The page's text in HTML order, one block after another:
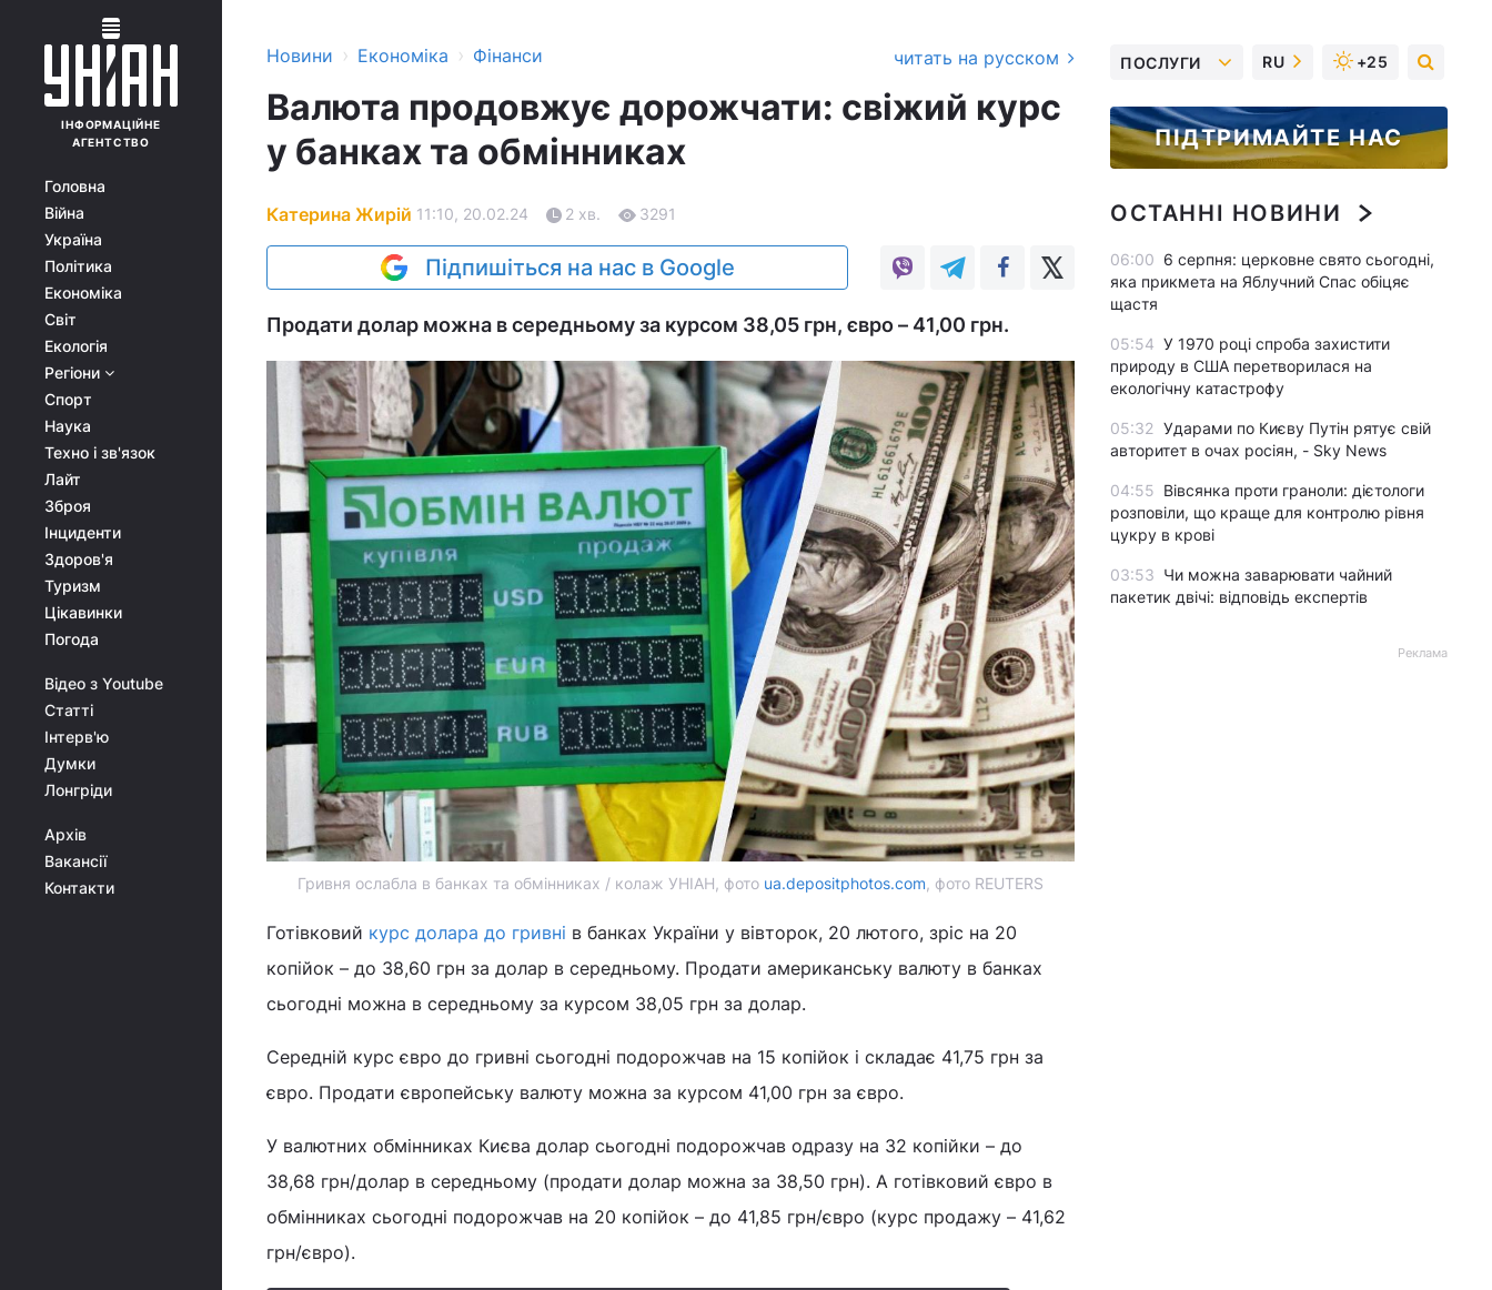
ІНФОРМАЦІЙНЕ
АГЕНТСТВО
Головна
Війна
Україна
Політика
Економіка
Світ
Екологія
Регіони
Спорт
Наука
Техно і зв'язок
Лайт
Зброя
Інциденти
Здоров'я
Туризм
Цікавинки
Погода
Відео з Youtube
Статті
Інтерв'ю
Думки
Лонгріди
Архів
Вакансії
Контакти
Новини › Економіка › Фінанси читать на русском
Валюта продовжує дорожчати: свіжий курс
у банках та обмінниках
Катерина Жирій 11:10, 20.02.24 2 хв. 3291
Підпишіться на нас в Google
Продати долар можна в середньому за курсом 38,05 грн, євро – 41,00 грн.
Гривня ослабла в банках та обмінниках / колаж УНІАН, фото ua.depositphotos.com, фото REUTERS
Готівковий курс долара до гривні в банках України у вівторок, 20 лютого, зріс на 20
копійок – до 38,60 грн за долар в середньому. Продати американську валюту в банках
сьогодні можна в середньому за курсом 38,05 грн за долар.
Середній курс євро до гривні сьогодні подорожчав на 15 копійок і складає 41,75 грн за
євро. Продати європейську валюту можна за курсом 41,00 грн за євро.
У валютних обмінниках Києва долар сьогодні подорожчав одразу на 32 копійки – до
38,68 грн/долар в середньому (продати долар можна за 38,50 грн). А готівковий євро в
обмінниках сьогодні подорожчав на 20 копійок – до 41,85 грн/євро (курс продажу – 41,62
грн/євро).
ПОСЛУГИ RU +25
ПІДТРИМАЙТЕ НАС
ОСТАННІ НОВИНИ
06:00 6 серпня: церковне свято сьогодні,
яка прикмета на Яблучний Спас обіцяє
щастя
05:54 У 1970 році спроба захистити
природу в США перетворилася на
екологічну катастрофу
05:32 Ударами по Києву Путін рятує свій
авторитет в очах росіян, - Sky News
04:55 Вівсянка проти граноли: дієтологи
розповіли, що краще для контролю рівня
цукру в крові
03:53 Чи можна заварювати чайний
пакетик двічі: відповідь експертів
Реклама